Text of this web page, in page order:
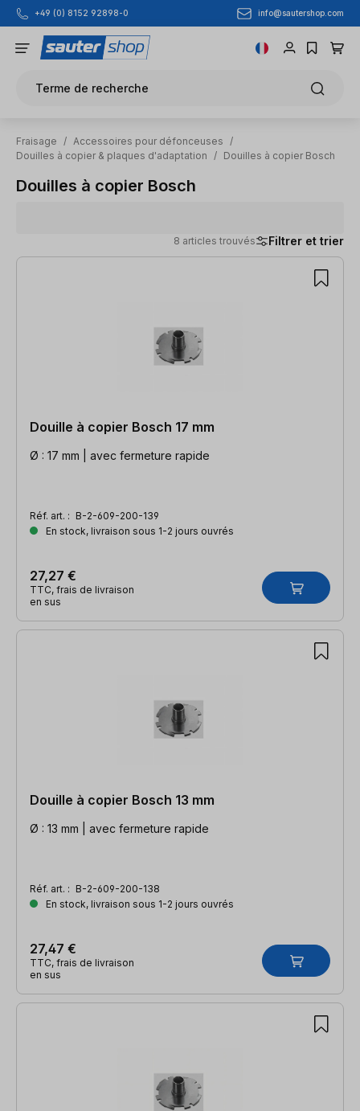
Passer au contenu principal
+49 (0) 8152 92898-0 info@sautershop.com
Terme de recherche
Fraisage / Accessoires pour défonceuses
/
Douilles à copier & plaques d'adaptation
/ Douilles à copier Bosch
Douilles à copier Bosch
8 articles trouvés Filtrer et trier
8 articles trouvés
Douille à copier Bosch 17 mm
Ø : 17 mm | avec fermeture rapide
Réf. art. : B-2-609-200-139
En stock, livraison sous 1-2 jours ouvrés
27,27 €
TTC, frais de livraison
en sus
Douille à copier Bosch 13 mm
Ø : 13 mm | avec fermeture rapide
Réf. art. : B-2-609-200-138
En stock, livraison sous 1-2 jours ouvrés
27,47 €
TTC, frais de livraison
en sus